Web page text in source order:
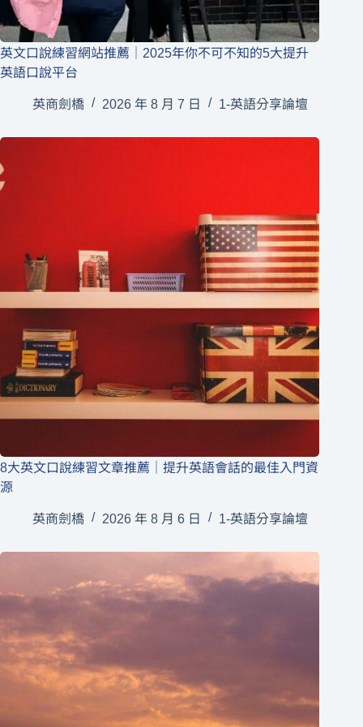
英文口說練習網站推薦｜2025年你不可不知的5大提升
英語口說平台
英商劍橋 2026 年 8 月 7 日 1-英語分享論壇
8大英文口說練習文章推薦｜提升英語會話的最佳入門資
源
英商劍橋 2026 年 8 月 6 日 1-英語分享論壇